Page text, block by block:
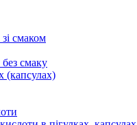
смаком
смаку
(капсулах)